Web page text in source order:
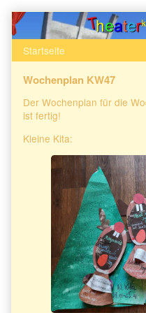
Skip
to
content
Wochenplan KW47
Der Wochenplan für die
ist fertig!
Kleine Kita: